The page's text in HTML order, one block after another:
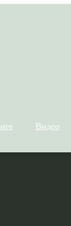
Видео